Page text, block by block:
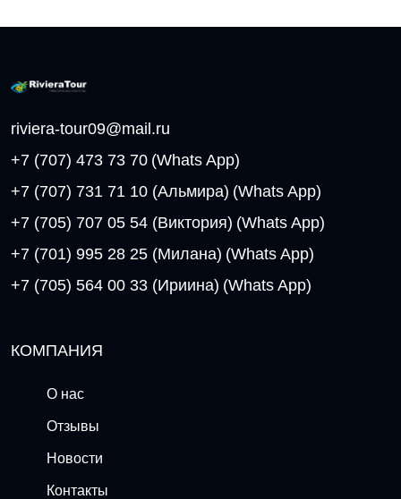
riviera-tour09@mail.ru
+7 (707) 473 73 70 (Whats App)
+7 (707) 731 71 10 (Альмира) (Whats App)
+7 (705) 707 05 54 (Виктория) (Whats App)
+7 (701) 995 28 25 (Милана) (Whats App)
+7 (705) 564 00 33 (Ириина) (Whats App)
КОМПАНИЯ
О нас
Отзывы
Новости
Контакты